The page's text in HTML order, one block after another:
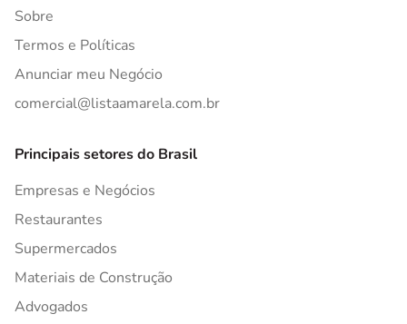
Sobre
Termos e Políticas
Anunciar meu Negócio
comercial@listaamarela.com.br
Principais setores do Brasil
Empresas e Negócios
Restaurantes
Supermercados
Materiais de Construção
Advogados